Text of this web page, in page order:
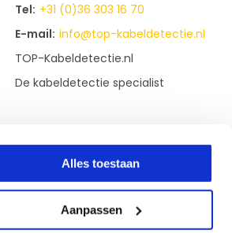
Alles toestaan
Aanpassen
Tel: +31 (0)36 303 16 70
E-mail: info@top-kabeldetectie.nl
TOP-Kabeldetectie.nl
De kabeldetectie specialist